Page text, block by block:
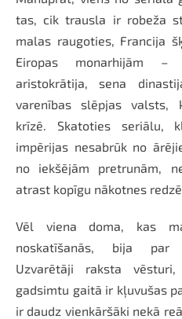
tas, cik trausla ir robeža
malas raugoties, Francija
Eiropas monarhijām –
aristokrātija, sena
varenības slēpjas valsts,
krīzē. Skatoties seriālu,
impērijas nesabrūk no
no iekšējām pretrunām,
atrast kopīgu nākotnes
Vēl viena doma, kas
noskatīšanās, bija par
Uzvarētāji raksta
gadsimtu gaitā ir kļuvušas
ir daudz vienkāršāki nekā